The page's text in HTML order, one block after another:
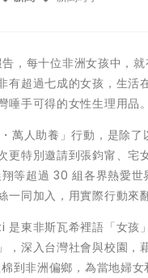
，每十位非洲女孩中，
有超過七成的女孩，生
手可得的女性生理用品。
萬人助養」行動，是除
更特別邀請到張鈞甯、
等超過 30 組各界熱愛世
一同加入，用實際行動來
東非斯瓦希裡語「女孩
，深入台灣社會與校園
到非洲偏鄉，為當地婦